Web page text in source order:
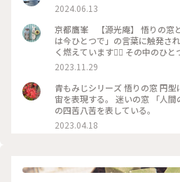
2024.06.13
京都鷹峯 【源光庵】 悟りの窓
は今ひとつで」の言葉に触発さ
く燃えています❤️‍🔥 その中のひ
😊 ＊ 本堂にあるふたつの窓は
取り上げられた窓です 悟りの窓は円型に［禅と円通］の心を
表し、円は大宇宙を表現する 迷
涯］を象徴し、生老病死の四苦
レットに書かれていました😊 想
実際にはもっと明るいお部屋で
葉が写らないので💦 だいぶ斜め
見える紅葉が素晴らしく✨ ②景
2023.11.29
青もみじシリーズ 悟りの窓 円型に「禅と円通の心」 円は大宇
宙を表現する。 迷いの窓 「人間の生涯」を象徴し、生老病死
の四苦八苦を表している。
2023.04.18